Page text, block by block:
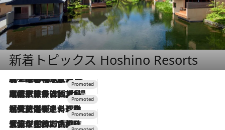
新着トピックス Hoshino Resorts
2026.8.7
【トンボの足水浴】ヒノキの香りに包まれて涼感マックス！約13℃の湧水かけ流しを避暑地「星野温泉 トンボの湯」で体験
2026.7.31
【ホテル帰省】という選択肢をOMOが提案。家族とほどよい距離を保つには「昼は実家、夜は気兼ねなくホテルで！」
2026.7.24
【夏限定ディナーコース】旬を迎える稚鮎や花ズッキーニなどをイタリア・トスカーナの郷土料理の手法で満喫！
2026.7.17
「土佐和ハーブかき氷」がOMO7高知に登場！生姜、山椒、大葉など目にも舌にも涼を呼ぶ郷土の味